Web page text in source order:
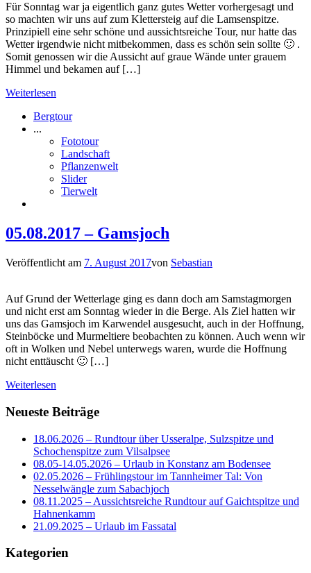
Für Sonntag war ja eigentlich ganz gutes Wetter vorhergesagt und
so machten wir uns auf zum Klettersteig auf die Lamsenspitze.
Prinzipiell eine sehr schöne und aussichtsreiche Tour, nur hatte das
Wetter irgendwie nicht mitbekommen, dass es schön sein sollte 🙂 .
Somit genossen wir die Aussicht auf graue Wände unter grauem
Himmel und bekamen auf […]
Weiterlesen
Bergtour
...
Fototour
Landschaft
Pflanzenwelt
Slider
Tierwelt
05.08.2017 – Gamsjoch
Veröffentlicht am 7. August 2017von Sebastian
Auf Grund der Wetterlage ging es dann doch am Samstagmorgen
und nicht erst am Sonntag wieder in die Berge. Als Ziel hatten wir
uns das Gamsjoch im Karwendel ausgesucht, auch in der Hoffnung,
Steinböcke und Murmeltiere beobachten zu können. Auch wenn wir
oft in Wolken und Nebel unterwegs waren, wurde die Hoffnung
nicht enttäuscht 🙂 […]
Weiterlesen
Neueste Beiträge
18.06.2026 – Rundtour über Usseralpe, Sulzspitze und
Schochenspitze zum Vilsalpsee
08.05-14.05.2026 – Urlaub in Konstanz am Bodensee
02.05.2026 – Frühlingstour im Tannheimer Tal: Von
Nesselwängle zum Sabachjoch
08.11.2025 – Aussichtsreiche Rundtour auf Gaichtspitze und
Hahnenkamm
21.09.2025 – Urlaub im Fassatal
Kategorien